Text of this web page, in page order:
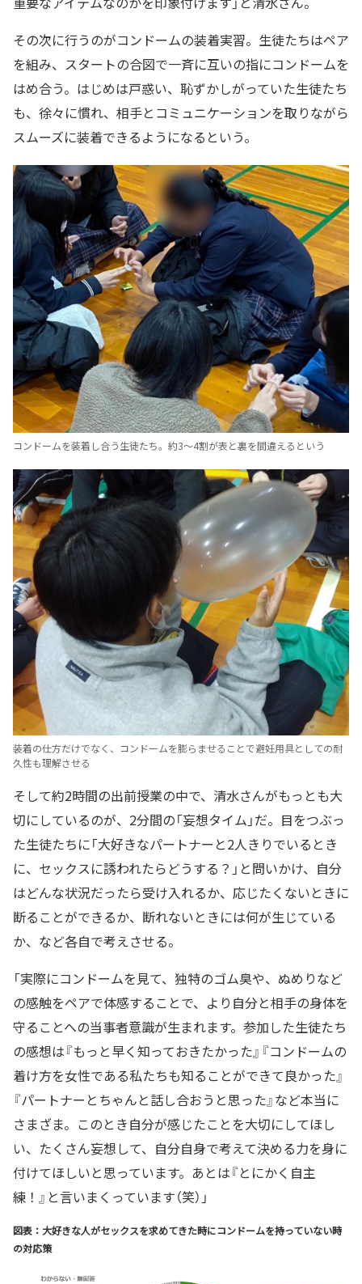
その次に行うのがコンドームの装着実習。生徒たちはペア
を組み、スタートの合図で一斉に互いの指にコンドームを
はめ合う。はじめは戸惑い、恥ずかしがっていた生徒たち
も、徐々に慣れ、相手とコミュニケーションを取りながら
スムーズに装着できるようになるという。
コンドームを装着し合う生徒たち。約3～4割が表と裏を間違えるという
装着の仕方だけでなく、コンドームを膨らませることで避妊用具としての耐
久性も理解させる
そして約2時間の出前授業の中で、清水さんがもっとも大
切にしているのが、2分間の「妄想タイム」だ。目をつぶっ
た生徒たちに「大好きなパートナーと2人きりでいるとき
に、セックスに誘われたらどうする？」と問いかけ、自分
はどんな状況だったら受け入れるか、応じたくないときに
断ることができるか、断れないときには何が生じている
か、など各自で考えさせる。
「実際にコンドームを見て、独特のゴム臭や、ぬめりなど
の感触をペアで体感することで、より自分と相手の身体を
守ることへの当事者意識が生まれます。参加した生徒たち
の感想は『もっと早く知っておきたかった』『コンドームの
着け方を女性である私たちも知ることができて良かった』
『パートナーとちゃんと話し合おうと思った』など本当に
さまざま。このとき自分が感じたことを大切にしてほし
い、たくさん妄想して、自分自身で考えて決める力を身に
付けてほしいと思っています。あとは『とにかく自主
練！』と言いまくっています（笑）」
図表：大好きな人がセックスを求めてきた時にコンドームを持っていない時
の対応策